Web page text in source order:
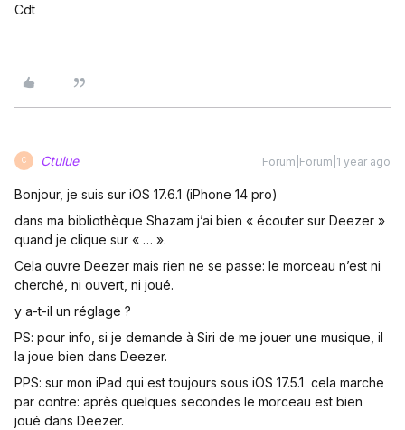
Cdt
C Ctulue Forum|Forum|1 year ago
Bonjour, je suis sur iOS 17.6.1 (iPhone 14 pro)
dans ma bibliothèque Shazam j’ai bien « écouter sur Deezer »
quand je clique sur « … ».
Cela ouvre Deezer mais rien ne se passe: le morceau n’est ni
cherché, ni ouvert, ni joué.
y a-t-il un réglage ?
PS: pour info, si je demande à Siri de me jouer une musique, il
la joue bien dans Deezer.
PPS: sur mon iPad qui est toujours sous iOS 17.5.1 cela marche
par contre: après quelques secondes le morceau est bien
joué dans Deezer.